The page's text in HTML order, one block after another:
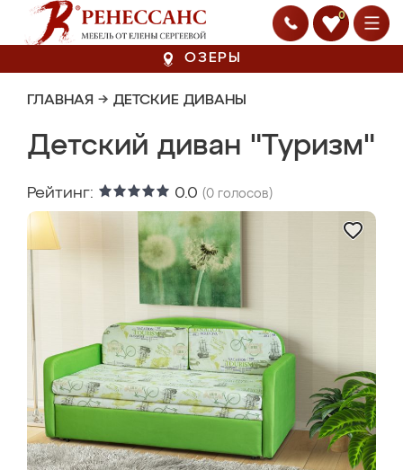
0
ОЗЕРЫ
ГЛАВНАЯ → ДЕТСКИЕ ДИВАНЫ
Детский диван "Туризм"
Рейтинг: 0.0 (0 голосов)